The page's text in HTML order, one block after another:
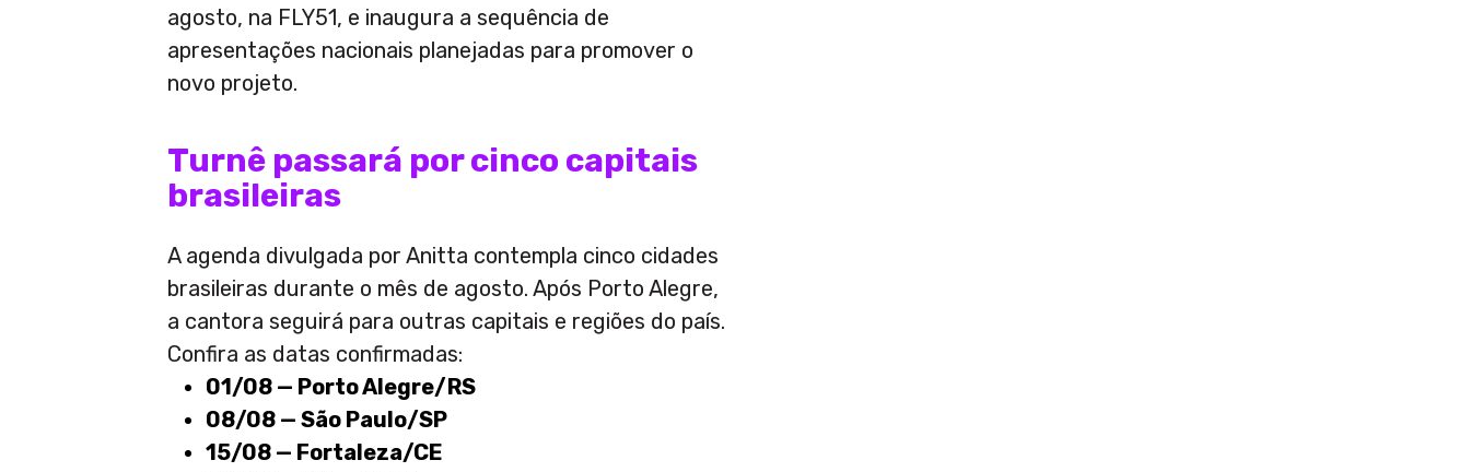
agosto, na FLY51, e inaugura a sequência de
apresentações nacionais planejadas para promover o
novo projeto.
Turnê passará por cinco capitais
brasileiras
A agenda divulgada por Anitta contempla cinco cidades
brasileiras durante o mês de agosto. Após Porto Alegre,
a cantora seguirá para outras capitais e regiões do país.
Confira as datas confirmadas:
01/08 — Porto Alegre/RS
08/08 — São Paulo/SP
15/08 — Fortaleza/CE